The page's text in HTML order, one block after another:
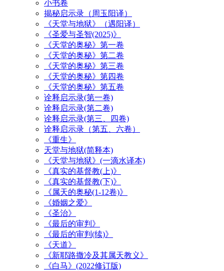
小书卷
揭秘启示录（周玉阳译）
《天堂与地狱》（遇阳译）
《圣爱与圣智(2025)》
《天堂的奥秘》第一卷
《天堂的奥秘》第二卷
《天堂的奥秘》第三卷
《天堂的奥秘》第四卷
《天堂的奥秘》第五卷
诠释启示录(第一卷)
诠释启示录(第二卷)
诠释启示录(第三、四卷)
诠释启示录（第五、六卷）
《重生》
天堂与地狱(简释本)
《天堂与地狱》(一滴水译本)
《真实的基督教(上)》
《真实的基督教(下)》
《属天的奥秘(1-12卷)》
《婚姻之爱》
《圣治》
《最后的审判》
《最后的审判(续)》
《天道》
《新耶路撒冷及其属天教义》
《白马》(2022修订版)